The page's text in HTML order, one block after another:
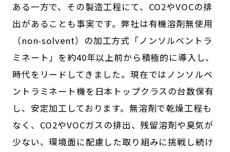
ある一方で、その製造工程にて、 CO2やVOCの排
出があることも事実です。弊社は有機溶剤無使用
（non-solvent）の加工方式「ノンソルベントラ
ミネート」を約40年以上前から積極的に導入し、
時代をリードしてきました。現在ではノンソルベ
ントラミネート機を日本トップクラスの台数保有
し、安定加工しております。無溶剤で乾燥工程も
なく、 CO2やVOCガスの排出、残留溶剤や臭気が
少ない、環境面に配慮した取り組みに挑戦し続け